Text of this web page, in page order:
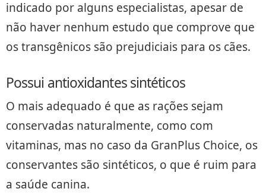
indicado por alguns especialistas, apesar de
não haver nenhum estudo que comprove que
os transgênicos são prejudiciais para os cães.
Possui antioxidantes sintéticos
O mais adequado é que as rações sejam
conservadas naturalmente, como com
vitaminas, mas no caso da GranPlus Choice, os
conservantes são sintéticos, o que é ruim para
a saúde canina.